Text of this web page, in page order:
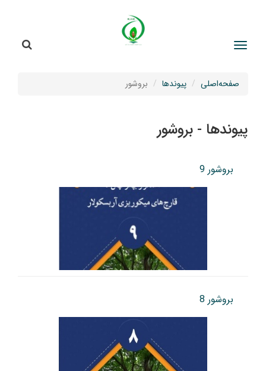
صفحه‌اصلی پیوندها بروشور
پیوندها - بروشور
بروشور 9
بروشور 8